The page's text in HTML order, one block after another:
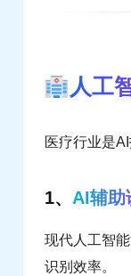
人工
医疗行业是
1、 AI辅助
现代人工智
识别效率。